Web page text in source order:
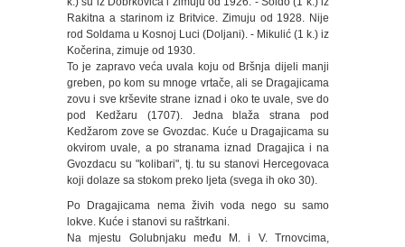
Rakitna a starinom iz Britvice. Zimuju od 1928. Nije
rod Soldama u Kosnoj Luci (Doljani). - Mikulić (1 k.) iz
Kočerina, zimuje od 1930.
To je zapravo veća uvala koju od Bršnja dijeli manji
greben, po kom su mnoge vrtače, ali se Dragajicama
zovu i sve krševite strane iznad i oko te uvale, sve do
pod Kedžaru (1707). Jedna blaža strana pod
Kedžarom zove se Gvozdac. Kuće u Dragajicama su
okvirom uvale, a po stranama iznad Dragajica i na
Gvozdacu su "kolibari", tj. tu su stanovi Hercegovaca
koji dolaze sa stokom preko ljeta (svega ih oko 30).
Po Dragajicama nema živih voda nego su samo
lokve. Kuće i stanovi su raštrkani.
Na mjestu Golubnjaku među M. i V. Trnovcima,